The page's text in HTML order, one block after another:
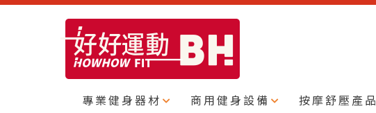
專業健身器材 商用健身設備 按摩舒壓產品